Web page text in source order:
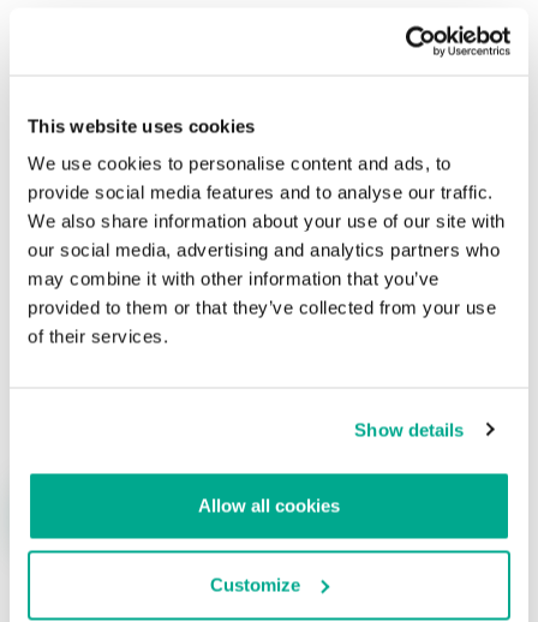
This website uses cookies
We use cookies to personalise content and ads, to
provide social media features and to analyse our traffic.
We also share information about your use of our site with
our social media, advertising and analytics partners who
may combine it with other information that you’ve
provided to them or that they’ve collected from your use
of their services.
Show details
Allow all cookies
Customize
de agresiones
Su dirección de correo electrónico no será publicada.
campos obligatorios están marcados con*